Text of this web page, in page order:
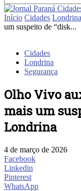
Início Cidades Londrina
um suspeito de “disk...
Cidades
Londrina
Segurança
Olho Vivo
mais um
Londrina
4 de março de 2026
Facebook
Linkedin
Pinterest
WhatsApp